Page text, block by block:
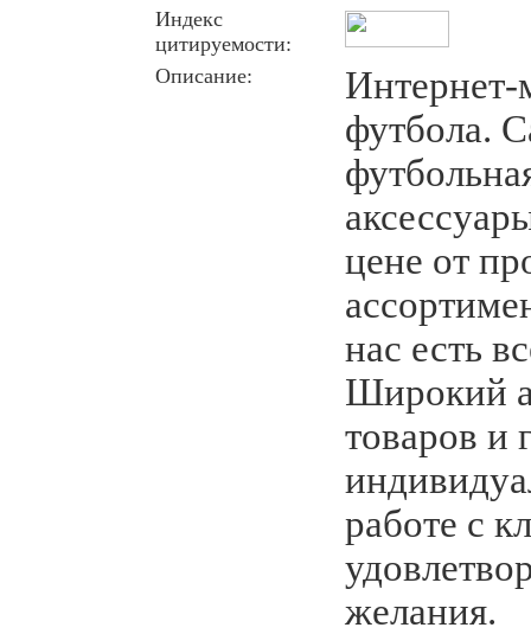
Индекс
цитируемости:
Описание:
Интернет-
футбола.
цене от
нас есть
Широкий
товаров и
работе с
желания.